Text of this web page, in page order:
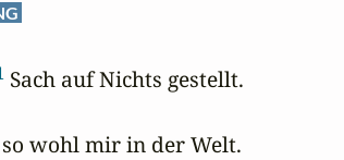
Sach auf Nichts gestellt.
so wohl mir in der Welt.